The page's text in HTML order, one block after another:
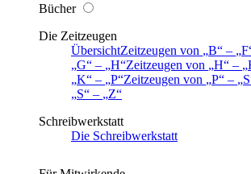
Bücher
Die Zeitzeugen
ÜbersichtZeitzeugen von B – F
G
– H Zeitzeugen von H –
K
– P Zeitzeugen von P – S
S
–
Z
Schreibwerkstatt
Die Schreibwerkstatt